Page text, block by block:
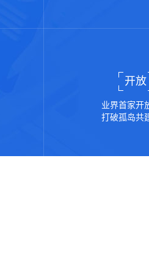
开放
业界首家开
打破孤岛共